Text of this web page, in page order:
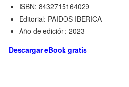
ISBN: 8432715164029
Editorial: PAIDOS IBERICA
Año de edición: 2023
Descargar eBook gratis